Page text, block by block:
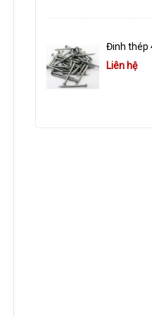
Đinh thép
Liên hệ